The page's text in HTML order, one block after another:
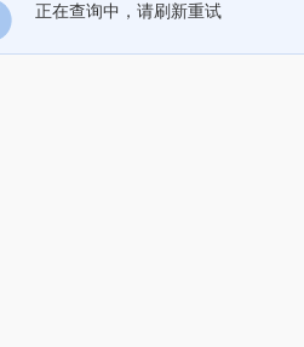
正在查询中，请刷新重试